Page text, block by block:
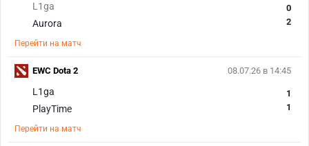
L1ga
Aurora
0
2
Перейти на матч
08.07.26 в 14:45
L1ga
PlayTime
1
1
Перейти на матч
EWC Dota 2